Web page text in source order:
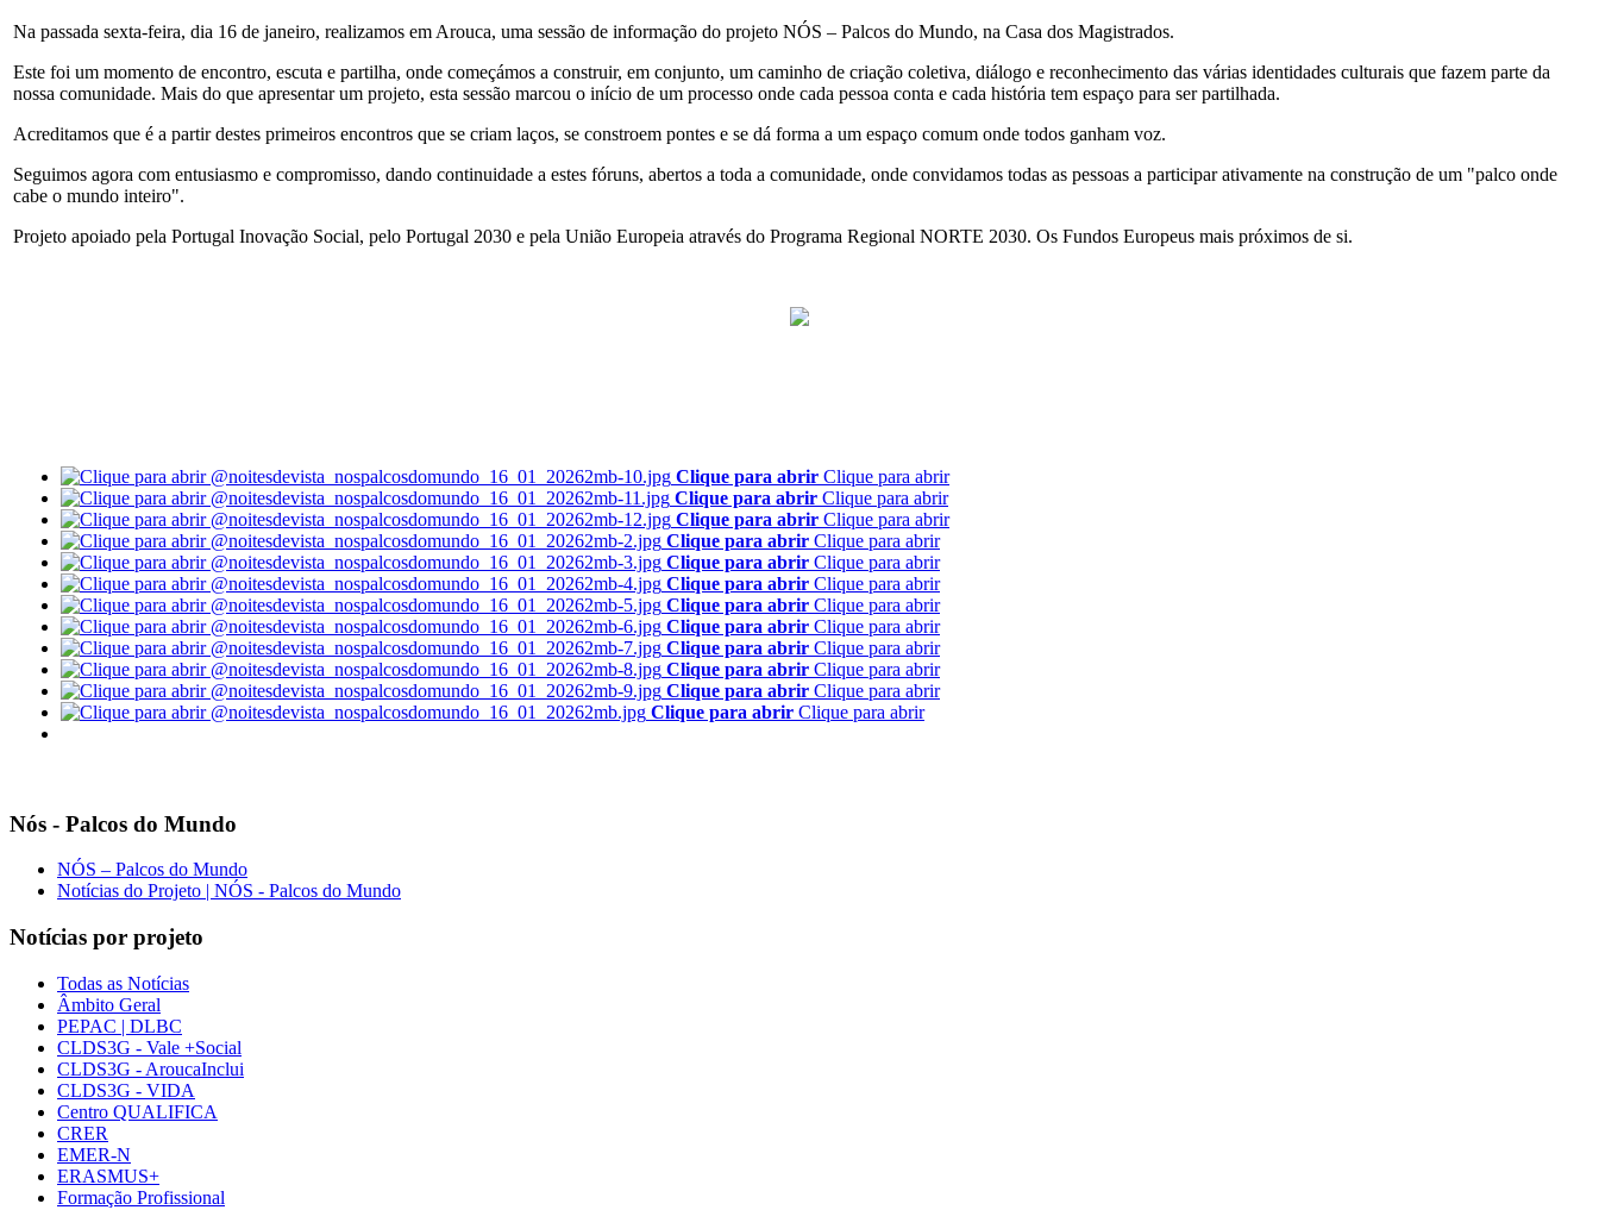
Na passada sexta-feira, dia 16 de janeiro, realizamos em Arouca, uma sessão de informação do projeto NÓS – Palcos do Mundo, na Casa dos Magistrados.
Este foi um momento de encontro, escuta e partilha, onde começámos a construir, em conjunto, um caminho de criação coletiva, diálogo e reconhecimento das várias identidades culturais que fazem parte da
nossa comunidade. Mais do que apresentar um projeto, esta sessão marcou o início de um processo onde cada pessoa conta e cada história tem espaço para ser partilhada.
Acreditamos que é a partir destes primeiros encontros que se criam laços, se constroem pontes e se dá forma a um espaço comum onde todos ganham voz.
Seguimos agora com entusiasmo e compromisso, dando continuidade a estes fóruns, abertos a toda a comunidade, onde convidamos todas as pessoas a participar ativamente na construção de um "palco onde
cabe o mundo inteiro".
Projeto apoiado pela Portugal Inovação Social, pelo Portugal 2030 e pela União Europeia através do Programa Regional NORTE 2030. Os Fundos Europeus mais próximos de si.
Clique para abrir Clique para abrir
Clique para abrir Clique para abrir
Clique para abrir Clique para abrir
Clique para abrir Clique para abrir
Clique para abrir Clique para abrir
Clique para abrir Clique para abrir
Clique para abrir Clique para abrir
Clique para abrir Clique para abrir
Clique para abrir Clique para abrir
Clique para abrir Clique para abrir
Clique para abrir Clique para abrir
Clique para abrir Clique para abrir
Nós - Palcos do Mundo
NÓS – Palcos do Mundo
Notícias do Projeto | NÓS - Palcos do Mundo
Notícias por projeto
Todas as Notícias
Âmbito Geral
PEPAC | DLBC
CLDS3G - Vale +Social
CLDS3G - AroucaInclui
CLDS3G - VIDA
Centro QUALIFICA
CRER
EMER-N
ERASMUS+
Formação Profissional